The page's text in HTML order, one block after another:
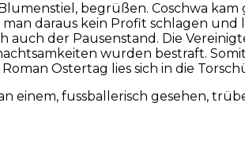
begrüßen. Coschwa
daraus kein Profit schlagen und
der Pausenstand. Die
wurden bestraft.
Ostertag lies sich in die
einem, fussballerisch gesehen,